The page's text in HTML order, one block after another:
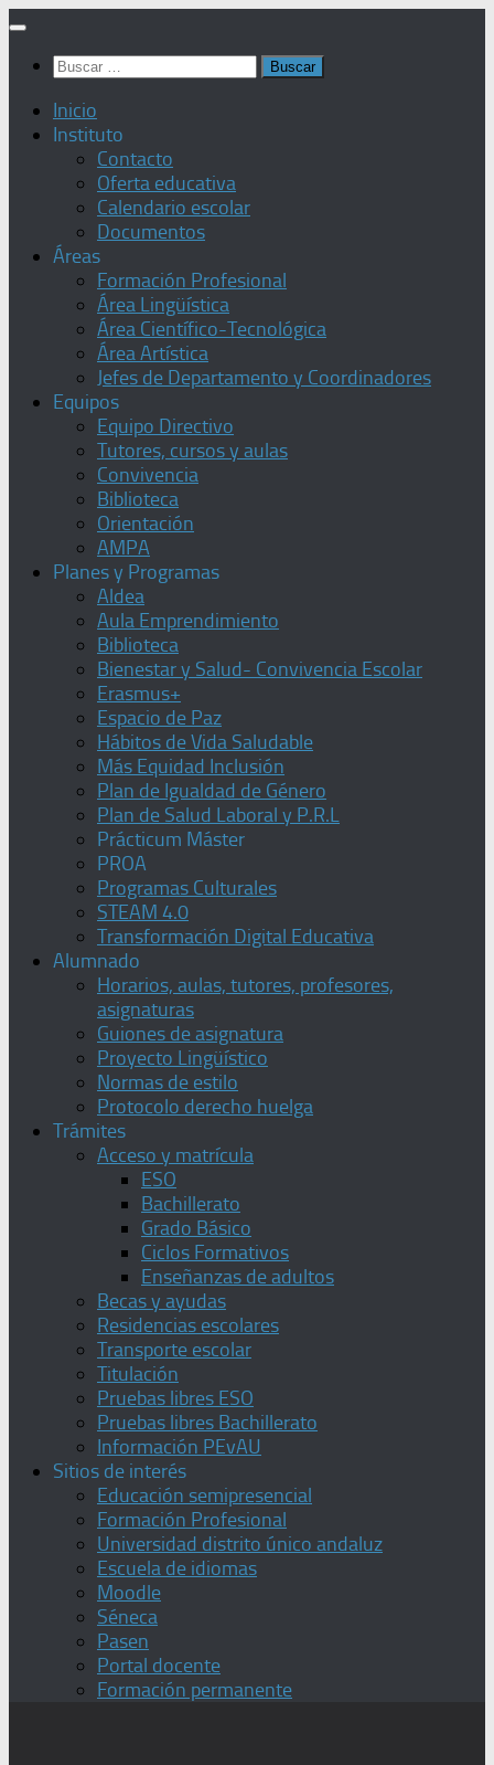
Saltar
contenido
Buscar:
Inicio
Instituto
Contacto
Oferta educativa
Calendario escolar
Documentos
Áreas
Formación Profesional
Área Lingüística
Área Científico-Tecnológica
Área Artística
Jefes de Departamento y Coordinadores
Equipos
Equipo Directivo
Tutores, cursos y aulas
Convivencia
Biblioteca
Orientación
AMPA
Planes y Programas
Aldea
Aula Emprendimiento
Biblioteca
Bienestar y Salud- Convivencia Escolar
Erasmus+
Espacio de Paz
Hábitos de Vida Saludable
Más Equidad Inclusión
Plan de Igualdad de Género
Plan de Salud Laboral y P.R.L
Prácticum Máster
PROA
Programas Culturales
STEAM 4.0
Transformación Digital Educativa
Alumnado
Horarios, aulas, tutores, profesores,
asignaturas
Guiones de asignatura
Proyecto Lingüístico
Normas de estilo
Protocolo derecho huelga
Trámites
Acceso y matrícula
ESO
Bachillerato
Grado Básico
Ciclos Formativos
Enseñanzas de adultos
Becas y ayudas
Residencias escolares
Transporte escolar
Titulación
Pruebas libres ESO
Pruebas libres Bachillerato
Información PEvAU
Sitios de interés
Educación semipresencial
Formación Profesional
Universidad distrito único andaluz
Escuela de idiomas
Moodle
Séneca
Pasen
Portal docente
Formación permanente